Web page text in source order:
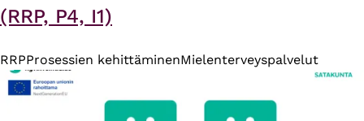
(RRP, P4, I1)
RRPProsessien kehittäminenMielenterveyspalvelut